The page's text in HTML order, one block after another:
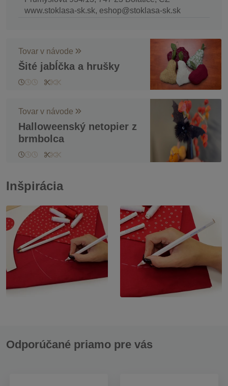
www.stoklasa-sk.sk, eshop@stoklasa-sk.sk
Tovar v návode
Šité jabĺčka a hrušky
Tovar v návode
Halloweenský netopier z
brmbolca
Inšpirácia
Odporúčané priamo pre vás